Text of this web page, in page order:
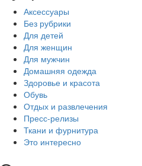
Аксессуары
Без рубрики
Для детей
Для женщин
Для мужчин
Домашняя одежда
Здоровье и красота
Обувь
Отдых и развлечения
Пресс-релизы
Ткани и фурнитура
Это интересно